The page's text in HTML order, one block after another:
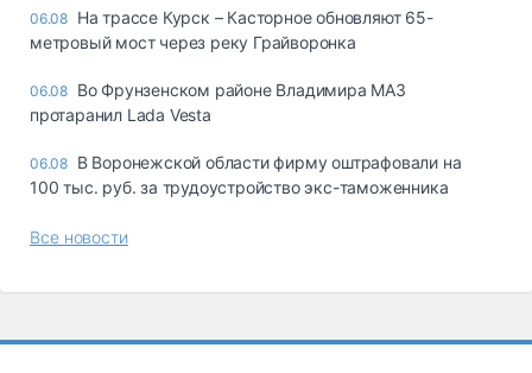
06.08 На трассе Курск – Касторное обновляют 65-
метровый мост через реку Грайворонка
06.08 Во Фрунзенском районе Владимира МАЗ
протаранил Lada Vesta
06.08 В Воронежской области фирму оштрафовали на
100 тыс. руб. за трудоустройство экс-таможенника
Все новости